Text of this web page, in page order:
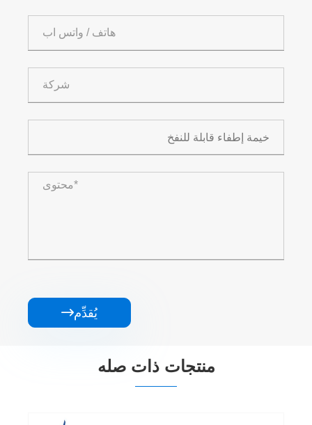
يُقدِّم
منتجات ذات صله